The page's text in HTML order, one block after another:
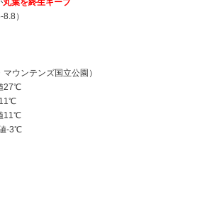
丸葉を終生キープ
）
ウンテンズ国立公園）
27℃
11℃
-3℃